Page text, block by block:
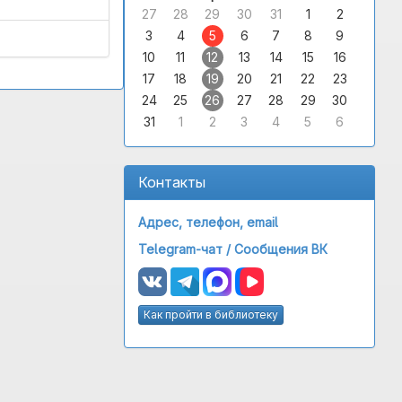
27
28 29 30 31 1
2
3
4 5 6 7 8
9
10
11 12 13 14 15
16
17
18 19 20 21 22
23
24
25 26 27 28 29
30
31
1 2 3 4 5 6
Контакты
Адрес, телефон, email
Telegram-чат /Сообщения ВК
Как пройти в библиотеку